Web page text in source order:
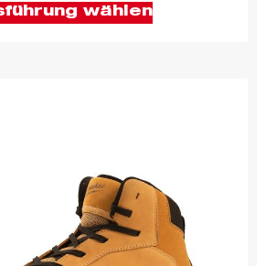
wählen